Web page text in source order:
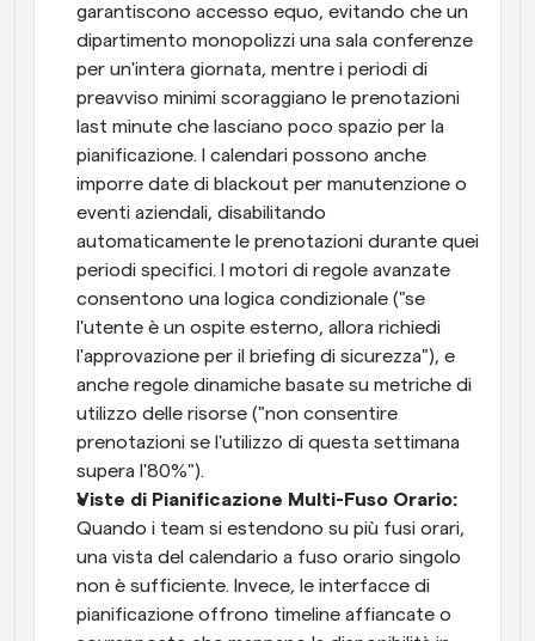
garantiscono accesso equo, evitando che un
dipartimento monopolizzi una sala conferenze
per un'intera giornata, mentre i periodi di
preavviso minimi scoraggiano le prenotazioni
last minute che lasciano poco spazio per la
pianificazione. I calendari possono anche
imporre date di blackout per manutenzione o
eventi aziendali, disabilitando
automaticamente le prenotazioni durante quei
periodi specifici. I motori di regole avanzate
consentono una logica condizionale ("se
l'utente è un ospite esterno, allora richiedi
l'approvazione per il briefing di sicurezza"), e
anche regole dinamiche basate su metriche di
utilizzo delle risorse ("non consentire
prenotazioni se l'utilizzo di questa settimana
supera l'80%").
Viste di Pianificazione Multi-Fuso Orario:
Quando i team si estendono su più fusi orari,
una vista del calendario a fuso orario singolo
non è sufficiente. Invece, le interfacce di
pianificazione offrono timeline affiancate o